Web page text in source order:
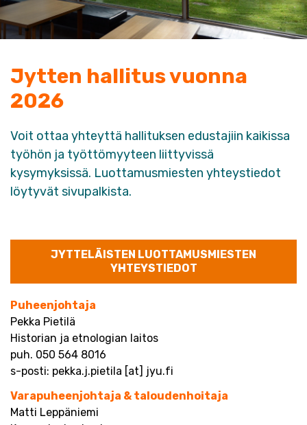
Jytten hallitus vuonna
2026
Voit ottaa yhteyttä hallituksen edustajiin kaikissa
työhön ja työttömyyteen liittyvissä
kysymyksissä. Luottamusmiesten yhteystiedot
löytyvät sivupalkista.
JYTTELÄISTEN LUOTTAMUSMIESTEN
YHTEYSTIEDOT
Puheenjohtaja
Pekka Pietilä
Historian ja etnologian laitos
puh. 050 564 8016
s-posti: pekka.j.pietila [at] jyu.fi
Varapuheenjohtaja & taloudenhoitaja
Matti Leppäniemi